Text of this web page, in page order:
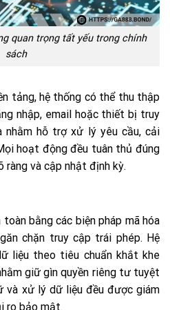
quan trọng tất yếu trong chính
sách
tảng, hệ thống có thể thu thập
nhập, email hoặc thiết bị truy
hỗ trợ xử lý yêu cầu, cải
hoạt động đều tuân thủ đúng
ràng và cập nhật định kỳ.
bằng các biện pháp mã hóa
chặn truy cập trái phép. Hệ
liệu theo tiêu chuẩn khắt khe
giữ gìn quyền riêng tư tuyệt
xử lý dữ liệu đều được giám
ro bảo mật.